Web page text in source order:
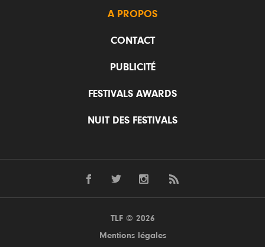
A PROPOS
CONTACT
PUBLICITÉ
FESTIVALS AWARDS
NUIT DES FESTIVALS
TLF © 2026
Mentions légales